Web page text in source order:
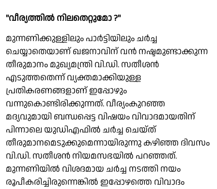
''വീര്യത്തില്‍ നിലതെറ്റുമോ ?''
മുന്നണിക്കുള്ളിലും പാര്‍ട്ടിയിലും ചര്‍ച്ച
ചെയ്യാതെയാണ് ഖജനാവിന് വന്‍ നഷ്ടമുണ്ടാക്കുന്ന
തീരുമാനം മുഖ്യമന്ത്രി വി.ഡി. സതീശന്‍
എടുത്തതെന്ന് വ്യക്തമാക്കിയുള്ള
പ്രതികരണങ്ങളാണ് ഇപ്പോഴും
വന്നുകൊണ്ടിരിക്കുന്നത്. വീര്യംകുറഞ്ഞ
മദ്യവുമായി ബന്ധപ്പെട്ട വിഷയം വിവാദമായതിന്
പിന്നാലെ യുഡിഎഫില്‍ ചര്‍ച്ച ചെയ്ത്
തീരുമാനമെടുക്കുമെന്നായിരുന്നു കഴിഞ്ഞ ദിവസം
വി.ഡി. സതീശന്‍ നിയമസഭയില്‍ പറഞ്ഞത്.
മുന്നണിയില്‍ വിശദമായ ചര്‍ച്ച നടത്തി നയം
രൂപീകരിച്ചിരുന്നെങ്കില്‍ ഇപ്പോഴത്തെ വിവാദം